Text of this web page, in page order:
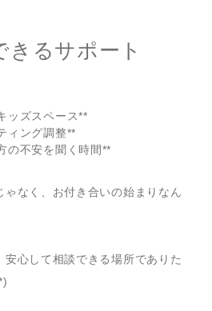
きるサポート
ッズスペース**
ィング調整**
の不安を聞く時間**
ゃなく、お付き合いの始まりなん
安心して相談できる場所でありた